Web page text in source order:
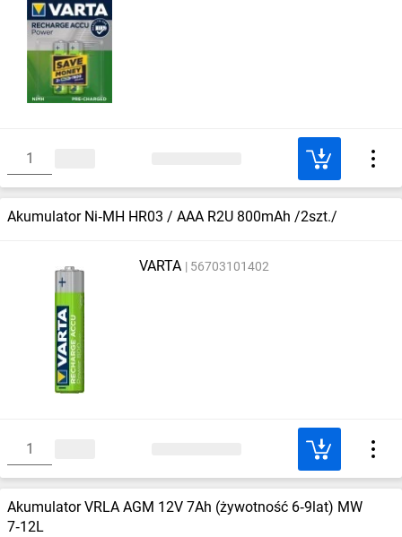
Akumulator Ni‑MH HR03 / AAA R2U 800mAh /2szt./
VARTA 56703101402
Akumulator VRLA AGM 12V 7Ah (żywotność 6‑9lat) MW
7‑12L